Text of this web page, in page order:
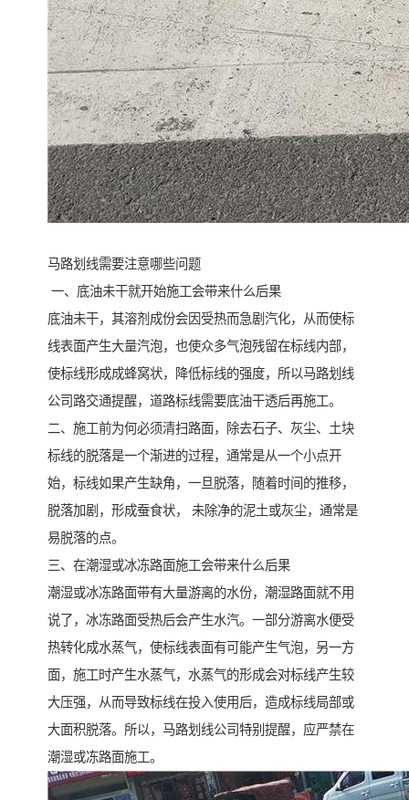
马路划线需要注意哪些问题
一、底油未干就开始施工会带来什么后果
底油未干，其溶剂成份会因受热而急剧汽化，从而使标
线表面产生大量汽泡，也使众多气泡残留在标线内部，
使标线形成成蜂窝状，降低标线的强度，所以马路划线
公司路交通提醒，道路标线需要底油干透后再施工。
二、施工前为何必须清扫路面，除去石子、灰尘、土块
标线的脱落是一个渐进的过程，通常是从一个小点开
始，标线如果产生缺角，一旦脱落，随着时间的推移，
脱落加剧，形成蚕食状， 未除净的泥土或灰尘，通常是
易脱落的点。
三、在潮湿或冰冻路面施工会带来什么后果
潮湿或冰冻路面带有大量游离的水份，潮湿路面就不用
说了，冰冻路面受热后会产生水汽。一部分游离水便受
热转化成水蒸气，使标线表面有可能产生气泡，另一方
面，施工时产生水蒸气，水蒸气的形成会对标线产生较
大压强，从而导致标线在投入使用后，造成标线局部或
大面积脱落。所以，马路划线公司特别提醒，应严禁在
潮湿或冻路面施工。